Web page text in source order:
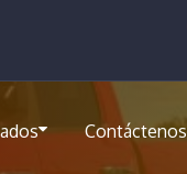
Contáctenos